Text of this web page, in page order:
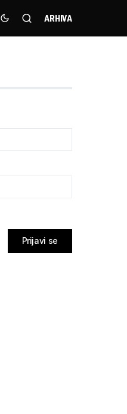
ARHIVA
Prijavi se